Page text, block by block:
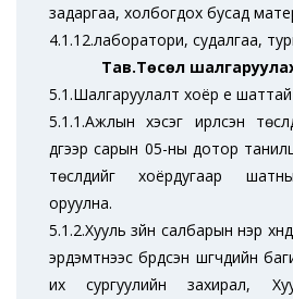
задаргаа, холбогдох бусад
4.1.12.лаборатори, судалгаа,
Тав.Төсөл
5.1.Шалгаруулалт хоёр үе
5.1.1.Ажлын хэсэг ирүүлсэн
дүгээр сарын 05-ны дотор
төслүүдийг хоёрдугаар
оруулна.
5.1.2.Хууль зүйн салбарын нэр
эрдэмтнээс бүрдсэн шүүгчдийн
их сургуулийн захирал,